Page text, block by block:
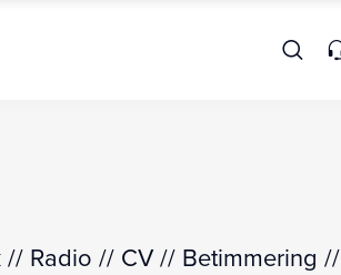
// Radio // CV // Betimmering //